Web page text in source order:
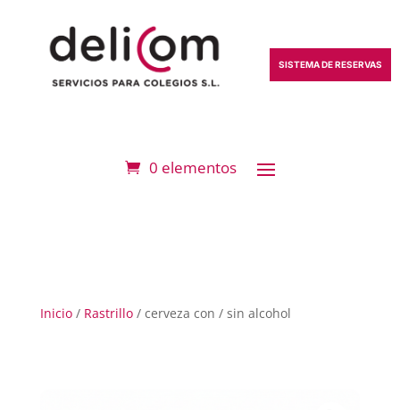
0 elementos
SISTEMA DE RESERVAS
Inicio/ Rastrillo/ cerveza con / sin alcohol